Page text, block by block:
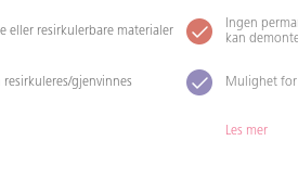
eller resirkulerbare materialer
gjenvinnes
Ingen
kan
Mulighet
Les mer